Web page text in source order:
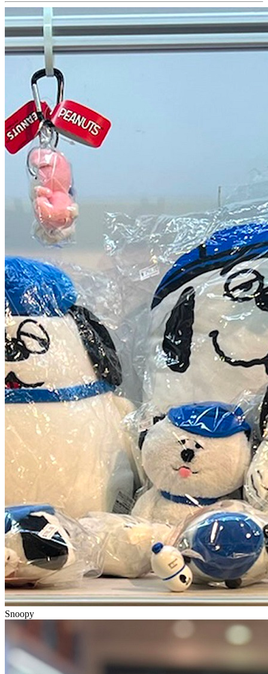
Snoopy